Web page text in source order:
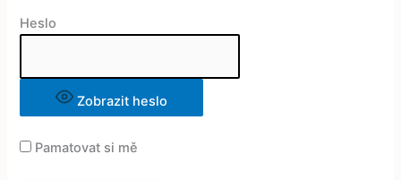
Heslo
Zobrazit heslo
Pamatovat si mě